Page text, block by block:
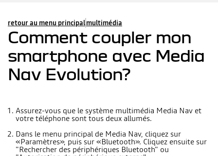
retour au menu principalmultimédia
Comment coupler mon
smartphone avec Media
Nav Evolution?
Assurez-vous que le système multimédia Media Nav et
votre téléphone sont tous deux allumés.
Dans le menu principal de Media Nav, cliquez sur
«Paramètres», puis sur «Bluetooth». Cliquez ensuite sur
"Rechercher des périphériques Bluetooth" ou